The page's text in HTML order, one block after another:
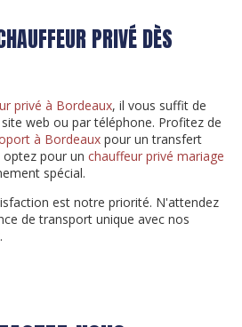
PRIVÉ DÈS
privé à Bordeaux, il vous suffit de
web ou par téléphone. Profitez de
à Bordeaux pour un transfert
pour un chauffeur privé mariage
spécial.
est notre priorité. N'attendez
de transport unique avec nos
.